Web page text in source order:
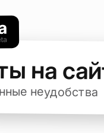
на
неудобства